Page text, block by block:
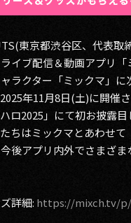
2025
2024
2023
2022
2020
東京都渋谷区、代表取
イブ配信＆動画アプリ「
ラクター「ミックマ」に
年11月8日(土)に開催
ロ2025」にて初お披露
ちはミックマとあわせて
後アプリ内外でさまざ
詳細: https://mixch.tv/